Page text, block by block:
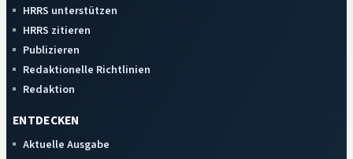
HRRS unterstützen
HRRS zitieren
Publizieren
Redaktionelle Richtlinien
Redaktion
ENTDECKEN
Aktuelle Ausgabe